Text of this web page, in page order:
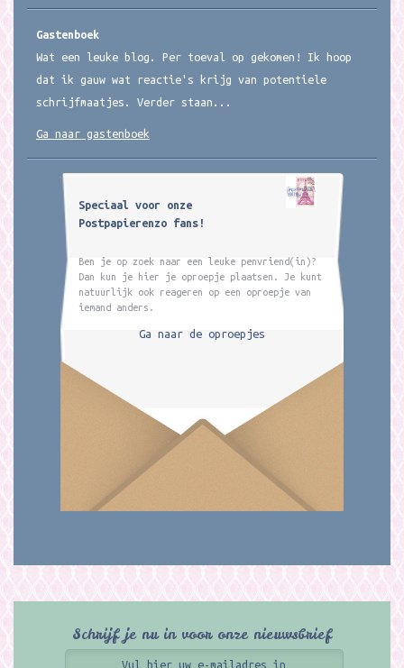
Gastenboek
Wat een leuke blog. Per toeval op gekomen! Ik hoop
dat ik gauw wat reactie's krijg van potentiele
schrijfmaatjes. Verder staan...
Ga naar gastenboek
Speciaal voor onze
Postpapierenzo fans!
Ben je op zoek naar een leuke penvriend(in)?
Dan kun je hier je oproepje plaatsen. Je kunt
natuurlijk ook reageren op een oproepje van
iemand anders.
Ga naar de oproepjes
Schrijf je nu in voor onze nieuwsbrief